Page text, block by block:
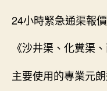
24小時緊急通渠報
《沙井渠、化糞渠
主要使用的專業元